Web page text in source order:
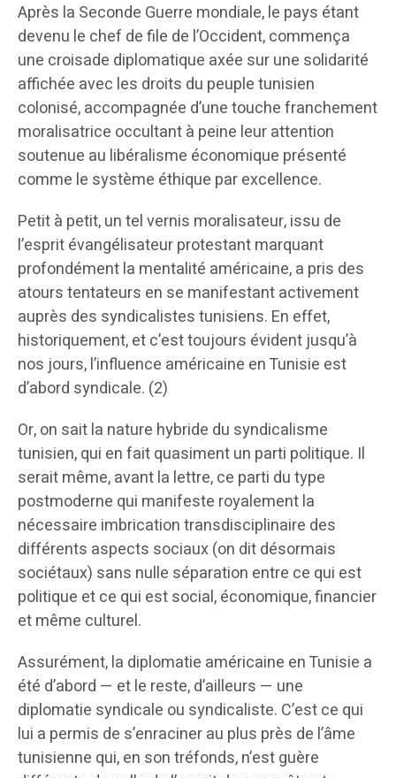
Après la Seconde Guerre mondiale, le pays étant
devenu le chef de file de l’Occident, commença
une croisade diplomatique axée sur une solidarité
affichée avec les droits du peuple tunisien
colonisé, accompagnée d’une touche franchement
moralisatrice occultant à peine leur attention
soutenue au libéralisme économique présenté
comme le système éthique par excellence.
Petit à petit, un tel vernis moralisateur, issu de
l’esprit évangélisateur protestant marquant
profondément la mentalité américaine, a pris des
atours tentateurs en se manifestant activement
auprès des syndicalistes tunisiens. En effet,
historiquement, et c’est toujours évident jusqu’à
nos jours, l’influence américaine en Tunisie est
d’abord syndicale. (2)
Or, on sait la nature hybride du syndicalisme
tunisien, qui en fait quasiment un parti politique. Il
serait même, avant la lettre, ce parti du type
postmoderne qui manifeste royalement la
nécessaire imbrication transdisciplinaire des
différents aspects sociaux (on dit désormais
sociétaux) sans nulle séparation entre ce qui est
politique et ce qui est social, économique, financier
et même culturel.
Assurément, la diplomatie américaine en Tunisie a
été d’abord — et le reste, d’ailleurs — une
diplomatie syndicale ou syndicaliste. C’est ce qui
lui a permis de s’enraciner au plus près de l’âme
tunisienne qui, en son tréfonds, n’est guère